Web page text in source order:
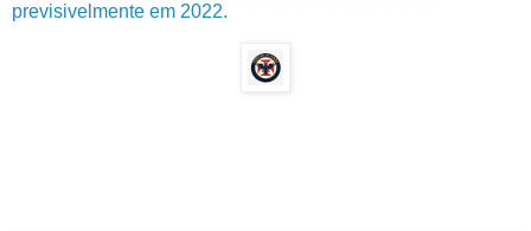
previsivelmente em 2022.